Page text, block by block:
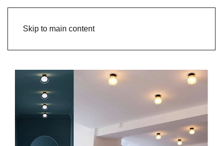
Skip to main content